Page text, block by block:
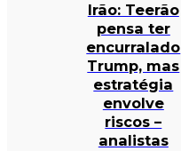
Irão: Teerão
pensa ter
encurralado
Trump, mas
estratégia
envolve
riscos –
analistas